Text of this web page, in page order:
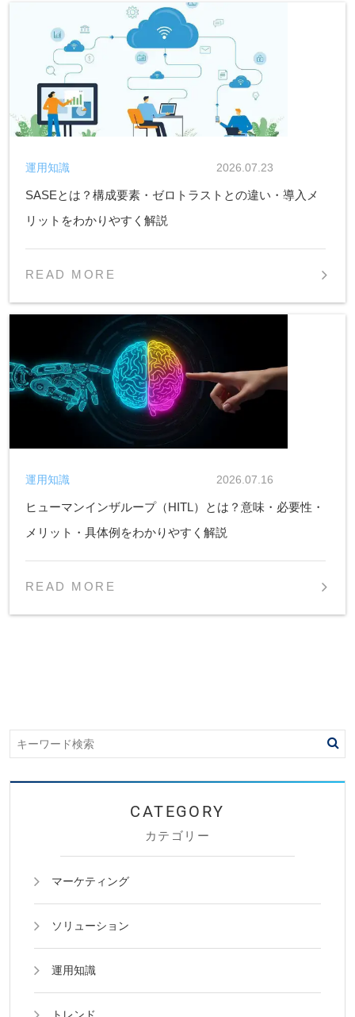
SASEとは？構成要素・ゼロトラストとの違い・導入メ
リットをわかりやすく解説
2026.07.23
運用知識
READ MORE
ヒューマンインザループ（HITL）とは？意味・必要性・
メリット・具体例をわかりやすく解説
2026.07.16
運用知識
READ MORE
カテゴリー
マーケティング
ソリューション
運用知識